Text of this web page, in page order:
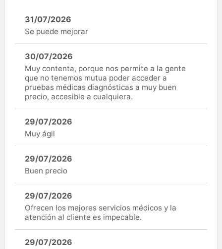
31/07/2026
Se puede mejorar
30/07/2026
Muy contenta, porque nos permite a la gente
que no tenemos mutua poder acceder a
pruebas médicas diagnósticas a muy buen
precio, accesible a cualquiera.
29/07/2026
Muy ágil
29/07/2026
Buen precio
29/07/2026
Ofrecen los mejores servicios médicos y la
atención al cliente es impecable.
29/07/2026